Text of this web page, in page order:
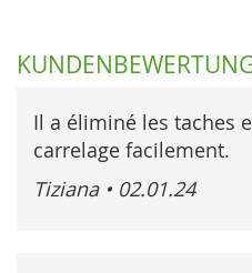
Il a éliminé les taches
carrelage facilement.
Tiziana • 02.01.24